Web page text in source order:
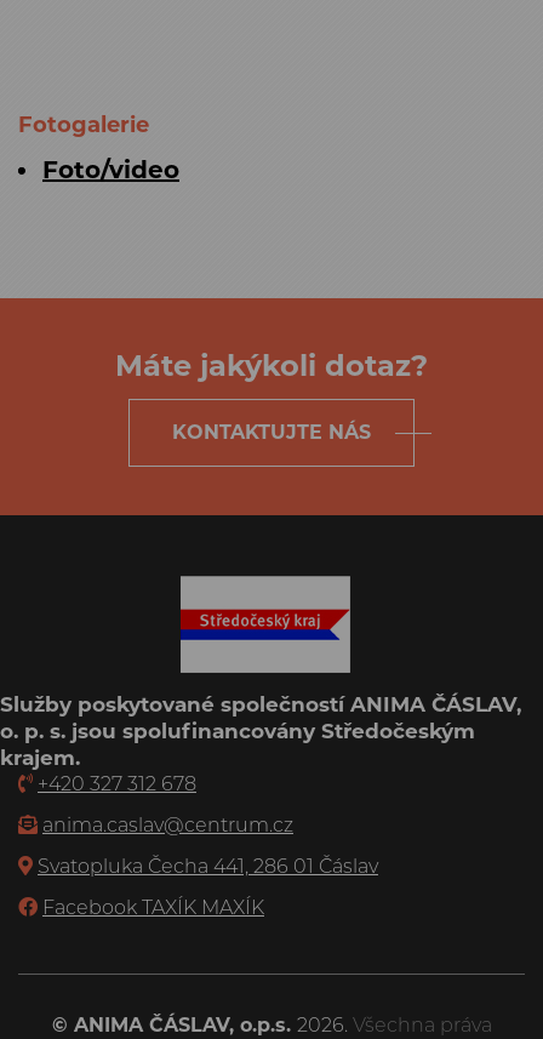
Fotogalerie
Foto/video
Máte jakýkoli dotaz?
KONTAKTUJTE NÁS
Služby poskytované společností ANIMA ČÁSLAV,
o. p. s. jsou spolufinancovány Středočeským
krajem.
+420 327 312 678
anima.caslav@centrum.cz
Svatopluka Čecha 441, 286 01 Čáslav
Facebook TAXÍK MAXÍK
© ANIMA ČÁSLAV, o.p.s. 2026. Všechna práva